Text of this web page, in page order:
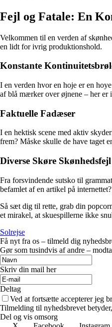
Fejl og Fatale: En
Velkommen til en verden af
en lidt for ivrig produktionshold.
Konstante
I en verden hvor en hoje er en
af blå mærker over øjnene – her er
Faktuelle Fadæser
I en hektisk scene med aktiv
frem? Måske skulle de have taget
Diverse Skøre Skønhedsfejl
Fra forsvindende sutsko til
befamlet af en artikel på
Så sæt dig til rette, grab din
et mirakel, at skuespillerne ikke
Solrejse
Få nyt fra os – tilmeld dig
Gør som tusindvis af andre –
Skriv din mail her
Deltag
Ved at fortsætte accepterer jeg
Tilmelding til nyhedsbrevet
Del og vis omsorg